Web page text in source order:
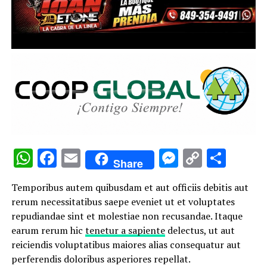
WhatsApp
Facebook
EmailShare
Copy
Temporibus autem quibusdam et aut officiis debitis aut
rerum necessitatibus saepe eveniet ut et voluptates
repudiandae sint et molestiae non recusandae. Itaque
earum rerum hic tenetur a sapientedelectus, ut aut
reiciendis voluptatibus maiores alias consequatur aut
perferendis doloribus asperiores repellat.